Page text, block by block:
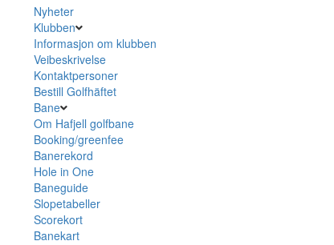
Nyheter
Klubben
Informasjon om klubben
Veibeskrivelse
Kontaktpersoner
Bestill Golfhäftet
Bane
Om Hafjell golfbane
Booking/greenfee
Banerekord
Hole in One
Baneguide
Slopetabeller
Scorekort
Banekart